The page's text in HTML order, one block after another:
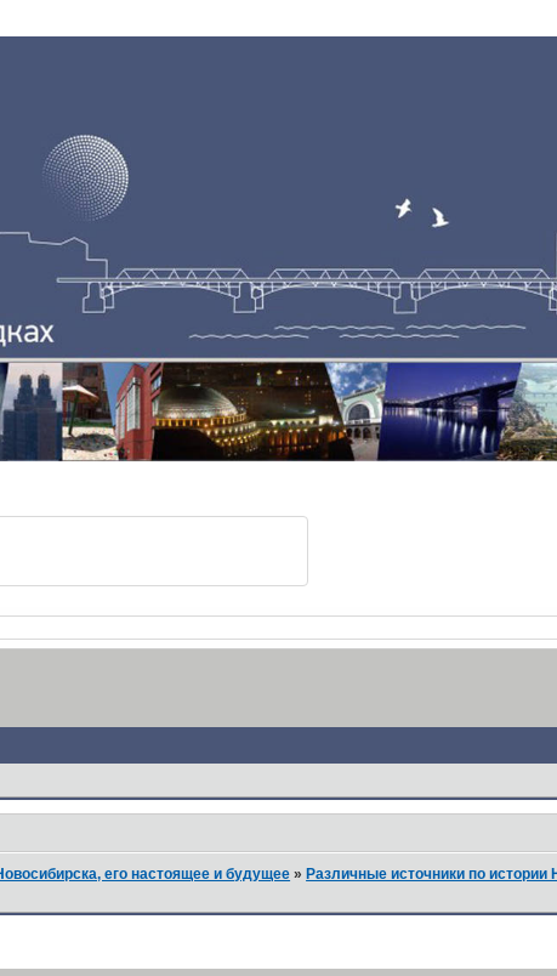
его настоящее и будущее »Различные источники по